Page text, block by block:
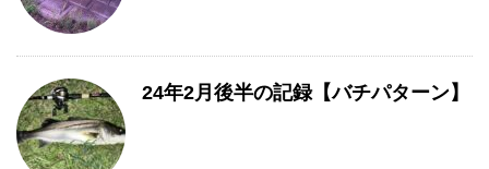
24年2月後半の記録【バチパターン】